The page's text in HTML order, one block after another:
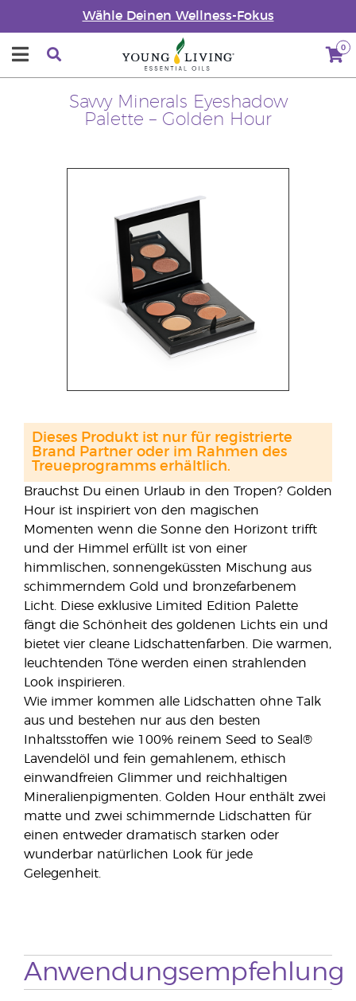
Wähle Deinen Wellness-Fokus
0
Savvy Minerals Eyeshadow
Palette – Golden Hour
Brauchst Du einen Urlaub in den Tropen? Golden
Hour ist inspiriert von den magischen
Momenten wenn die Sonne den Horizont trifft
und der Himmel erfüllt ist von einer
himmlischen, sonnengeküssten Mischung aus
schimmerndem Gold und bronzefarbenem
Licht. Diese exklusive Limited Edition Palette
fängt die Schönheit des goldenen Lichts ein und
bietet vier cleane Lidschattenfarben. Die warmen,
leuchtenden Töne werden einen strahlenden
Look inspirieren.
Wie immer kommen alle Lidschatten ohne Talk
aus und bestehen nur aus den besten
Inhaltsstoffen wie 100% reinem Seed to Seal®
Lavendelöl und fein gemahlenem, ethisch
einwandfreien Glimmer und reichhaltigen
Mineralienpigmenten. Golden Hour enthält zwei
matte und zwei schimmernde Lidschatten für
einen entweder dramatisch starken oder
wunderbar natürlichen Look für jede
Gelegenheit.
Dieses Produkt ist nur für registrierte
Brand Partner oder im Rahmen des
Treueprogramms erhältlich.
Anwendungsempfehlung